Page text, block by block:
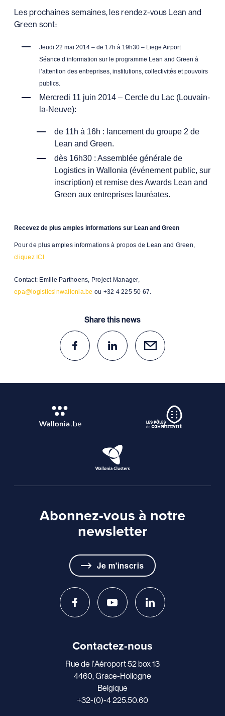
Les prochaines semaines, les rendez-vous Lean and
Green sont:
Jeudi 22 mai 2014 – de 17h à 19h30 – Liege Airport
Séance d’information sur le programme Lean and Green à
l’attention des entreprises, institutions, collectivités et pouvoirs
publics.
Mercredi 11 juin 2014 – Cercle du Lac (Louvain-
la-Neuve):
​de 11h à 16h : lancement du groupe 2 de
Lean and Green.
dès 16h30 : Assemblée générale de
Logistics in Wallonia (événement public, sur
inscription) et remise des Awards Lean and
Green aux entreprises lauréates.
Recevez de plus amples informations sur Lean and Green
Pour de plus amples informations à propos de Lean and Green,
cliquez ICI
Contact: Emilie Parthoens, Project Manager,
epa@logisticsinwallonia.be ou +32 4 225 50 67.
Share this news
Abonnez-vous à notre
newsletter
Je m'inscris
Contactez-nous
Rue de l'Aéroport 52 box 13
4460, Grace-Hollogne
Belgique
+32-(0)-4 225.50.60